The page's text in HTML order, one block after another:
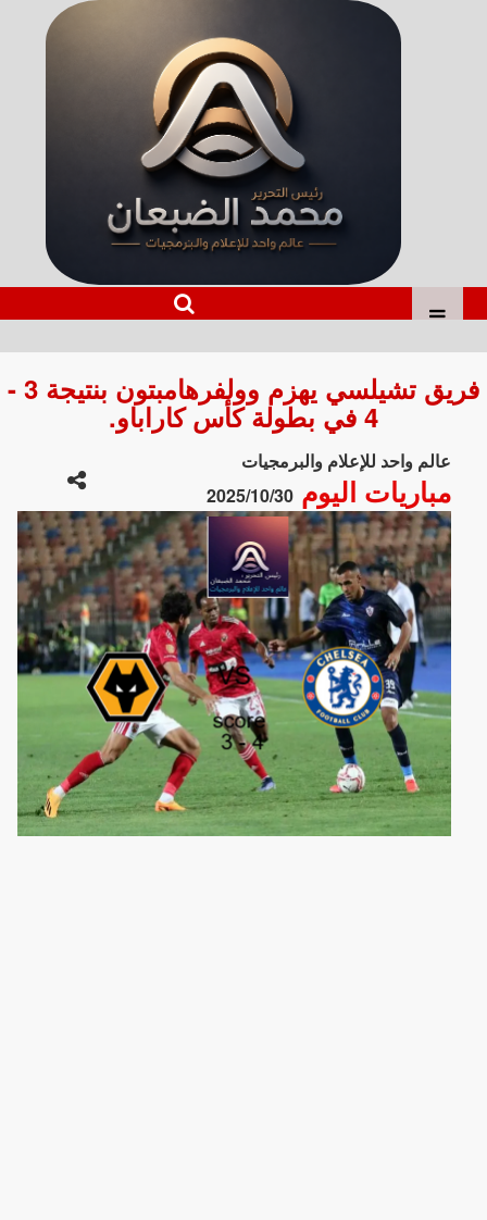
فريق تشيلسي يهزم وولفرهامبتون بنتيجة 3 -
4 في بطولة كأس كاراباو.
عالم واحد للإعلام والبرمجيات
مباريات اليوم2025/10/30